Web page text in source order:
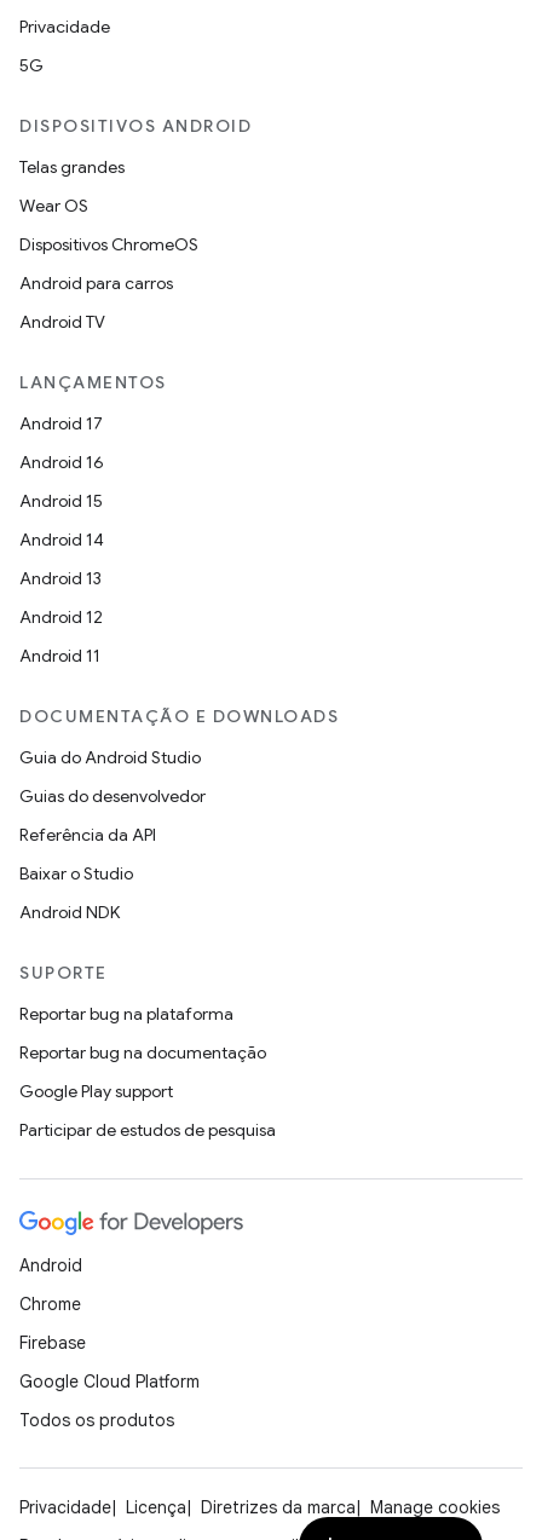
Privacidade
5G
DISPOSITIVOS ANDROID
Telas grandes
Wear OS
Dispositivos ChromeOS
Android para carros
Android TV
LANÇAMENTOS
Android 17
Android 16
Android 15
Android 14
Android 13
Android 12
Android 11
DOCUMENTAÇÃO E DOWNLOADS
Guia do Android Studio
Guias do desenvolvedor
Referência da API
Baixar o Studio
Android NDK
SUPORTE
Reportar bug na plataforma
Reportar bug na documentação
Google Play support
Participar de estudos de pesquisa
Android
Chrome
Firebase
Google Cloud Platform
Todos os produtos
Privacidade Licença Diretrizes da marca
Manage cookies